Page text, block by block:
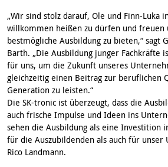
„Wir sind stolz darauf, Ole und Finn-Luka
willkommen heißen zu dürfen und freuen
bestmögliche Ausbildung zu bieten,“ sagt
Barth. „Die Ausbildung junger Fachkräfte
für uns, um die Zukunft unseres
gleichzeitig einen Beitrag zur beruflichen
Generation zu leisten.“
Die SK-tronic ist überzeugt, dass die
auch frische Impulse und Ideen ins
sehen die Ausbildung als eine Investition
für die Auszubildenden als auch für unser
Rico Landmann.